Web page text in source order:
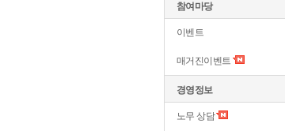
참여마당
이벤트
매거진이벤트
경영정보
노무 상담